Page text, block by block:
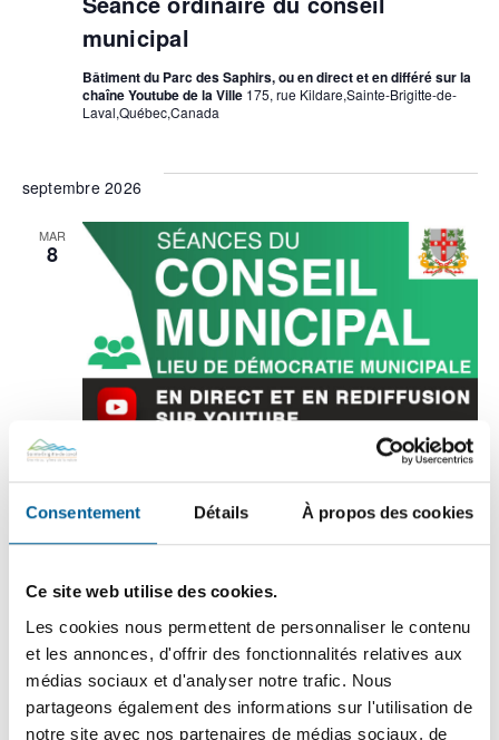
Consentement Détails À propos des cookies
Ce site web utilise des cookies.
Les cookies nous permettent de personnaliser le contenu
et les annonces, d'offrir des fonctionnalités relatives aux
médias sociaux et d'analyser notre trafic. Nous
partageons également des informations sur l'utilisation de
notre site avec nos partenaires de médias sociaux, de
municipal
Bâtiment du Parc des Saphirs, ou en direct et en différé sur la
chaîne Youtube de la Ville 175, rue Kildare,Sainte-Brigitte-de-
Laval,Québec,Canada
septembre 2026
MAR
8
Séance ordinaire du conseil
municipal
Bâtiment du Parc des Saphirs, ou en direct et en différé sur la
chaîne Youtube de la Ville175, rue Kildare,Sainte-Brigitte-de-
Laval,Québec,Canada